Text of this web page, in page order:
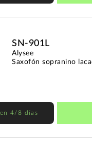
SN-901L
Alysee
Saxofón sopranino
4/8 días